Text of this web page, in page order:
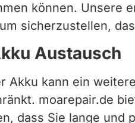
können. Unsere
sicherzustellen,
Austausch
Akku kann ein
moarepair.de
dass Sie lange und